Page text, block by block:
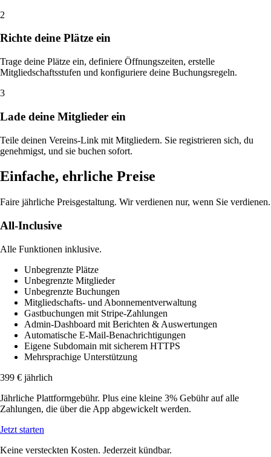
2
Richte deine Plätze ein
Trage deine Plätze ein, definiere Öffnungszeiten, erstelle
Mitgliedschaftsstufen und konfiguriere deine Buchungsregeln.
3
Lade deine Mitglieder ein
Teile deinen Vereins-Link mit Mitgliedern. Sie registrieren sich, du
genehmigst, und sie buchen sofort.
Einfache, ehrliche Preise
Faire jährliche Preisgestaltung. Wir verdienen nur, wenn Sie verdienen.
All-Inclusive
Alle Funktionen inklusive.
Unbegrenzte Plätze
Unbegrenzte Mitglieder
Unbegrenzte Buchungen
Mitgliedschafts- und Abonnementverwaltung
Gastbuchungen mit Stripe-Zahlungen
Admin-Dashboard mit Berichten & Auswertungen
Automatische E-Mail-Benachrichtigungen
Eigene Subdomain mit sicherem HTTPS
Mehrsprachige Unterstützung
399 € jährlich
Jährliche Plattformgebühr. Plus eine kleine 3% Gebühr auf alle
Zahlungen, die über die App abgewickelt werden.
Jetzt starten
Keine versteckten Kosten. Jederzeit kündbar.